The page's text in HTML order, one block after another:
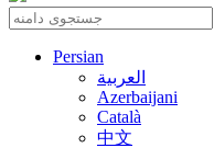
Persian
العربية
Azerbaijani
Català
中文